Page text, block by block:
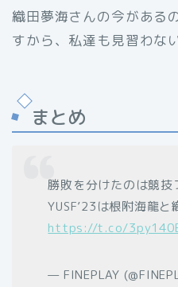
織田夢海さんの今がある
すから、私達も見習わな
まとめ
勝敗を分けたのは競技
YUSF’23は根附海龍
https://t.co/
— FINEPLAY